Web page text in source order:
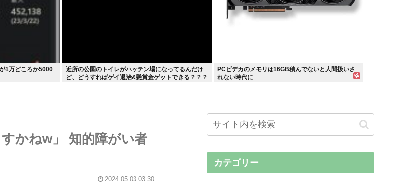
1万どころか5000
近所の公園のトイレがハッテン場になってるんだけ
ど、どうすればゲイ退治&懸賞金ゲットできる？？？
PCビデカのメモリは16GB積んでないと人間扱いさ
れない時代に
かねw」 知的障がい者
2024.05.03 03:30
カテゴリー